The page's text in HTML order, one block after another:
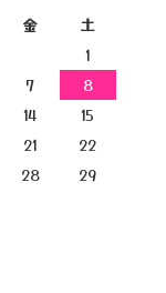
金 土
1
7
8
14
15
21
22
28
29